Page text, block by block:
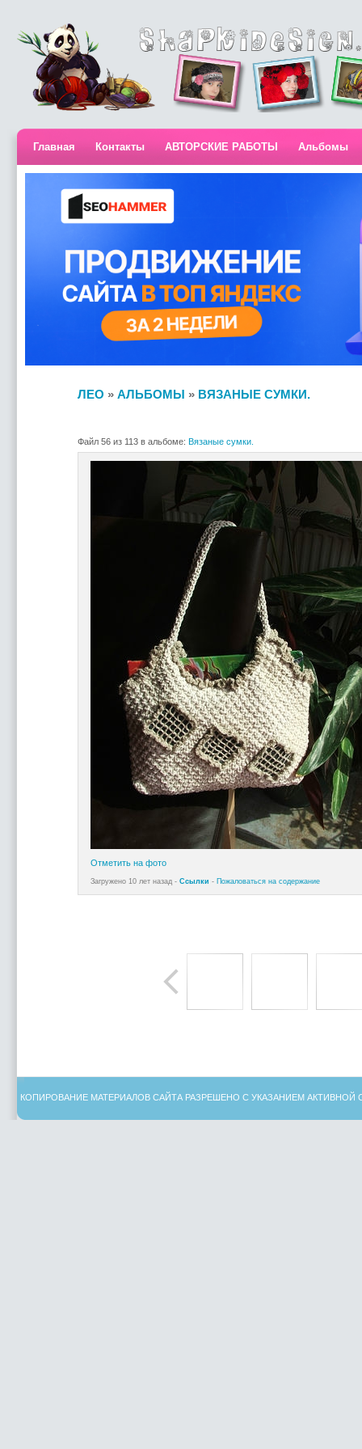
Главная Контакты АВТОРСКИЕ РАБОТЫ Альбомы
ЛЕО » АЛЬБОМЫ » ВЯЗАНЫЕ СУМКИ.
Файл 56 из 113 в альбоме: Вязаные сумки.
Отметить на фото
Загружено 10 лет назад - Ссылки - Пожаловаться на содержание
КОПИРОВАНИЕ МАТЕРИАЛОВ САЙТА РАЗРЕШЕНО С УКАЗАНИЕМ АКТИВНОЙ